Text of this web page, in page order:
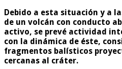
Debido a esta situación y a
de un volcán con conducto
activo, se prevé actividad
con la dinámica de éste,
fragmentos balísticos
cercanas al cráter.